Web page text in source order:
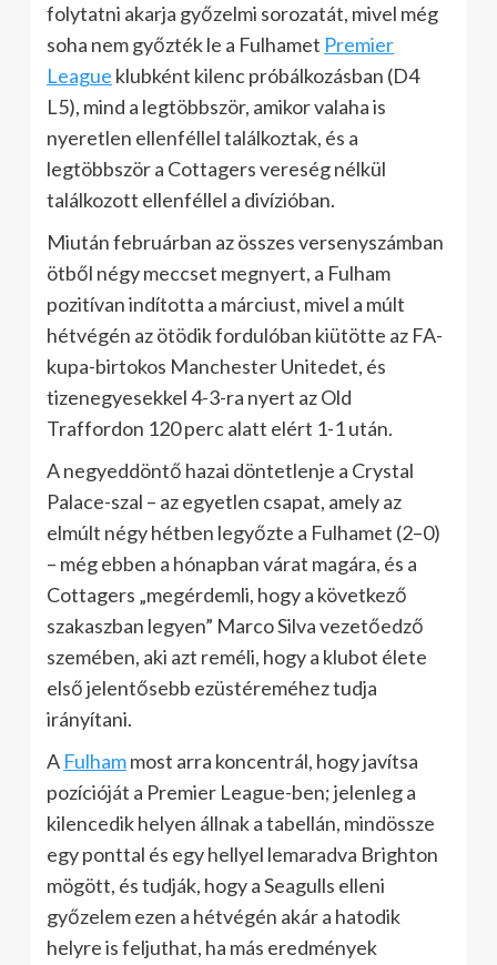
folytatni akarja győzelmi sorozatát, mivel még
soha nem győzték le a Fulhamet Premier
League klubként kilenc próbálkozásban (D4
L5), mind a legtöbbször, amikor valaha is
nyeretlen ellenféllel találkoztak, és a
legtöbbször a Cottagers vereség nélkül
találkozott ellenféllel a divízióban.
Miután februárban az összes versenyszámban
ötből négy meccset megnyert, a Fulham
pozitívan indította a márciust, mivel a múlt
hétvégén az ötödik fordulóban kiütötte az FA-
kupa-birtokos Manchester Unitedet, és
tizenegyesekkel 4-3-ra nyert az Old
Traffordon 120 perc alatt elért 1-1 után.
A negyeddöntő hazai döntetlenje a Crystal
Palace-szal – az egyetlen csapat, amely az
elmúlt négy hétben legyőzte a Fulhamet (2–0)
– még ebben a hónapban várat magára, és a
Cottagers „megérdemli, hogy a következő
szakaszban legyen” Marco Silva vezetőedző
szemében, aki azt reméli, hogy a klubot élete
első jelentősebb ezüstéreméhez tudja
irányítani.
A Fulhammost arra koncentrál, hogy javítsa
pozícióját a Premier League-ben; jelenleg a
kilencedik helyen állnak a tabellán, mindössze
egy ponttal és egy hellyel lemaradva Brighton
mögött, és tudják, hogy a Seagulls elleni
győzelem ezen a hétvégén akár a hatodik
helyre is feljuthat, ha más eredmények